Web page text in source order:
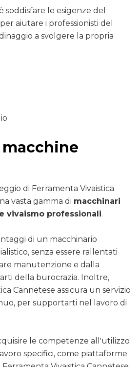
soddisfare le esigenze del
aiutare i professionisti del
a svolgere la propria
di Ferramenta Vivaistica
vasta gamma di macchinari
vivaismo professionali.
di un macchinario
senza essere rallentati
manutenzione e dalla
della burocrazia. Inoltre,
Cannetese assicura un servizio
per supportarti nel lavoro di
le competenze all'utilizzo
specifici, come piattaforme